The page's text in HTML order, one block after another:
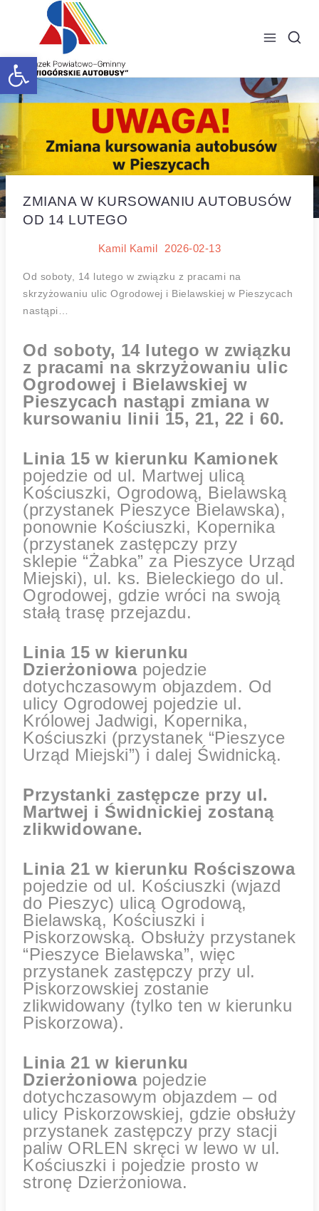
Open toolbar
ZMIANA W KURSOWANIU AUTOBUSÓW
OD 14 LUTEGO
Kamil Kamil 2026-02-13
Od soboty, 14 lutego w związku z pracami na
skrzyżowaniu ulic Ogrodowej i Bielawskiej w Pieszycach
nastąpi…
Od soboty, 14 lutego w związku
z pracami na skrzyżowaniu ulic
Ogrodowej i Bielawskiej w
Pieszycach nastąpi zmiana w
kursowaniu linii 15, 21, 22 i 60.
Linia 15 w kierunku Kamionek
pojedzie od ul. Martwej ulicą
Kościuszki, Ogrodową, Bielawską
(przystanek Pieszyce Bielawska),
ponownie Kościuszki, Kopernika
(przystanek zastępczy przy
sklepie “Żabka” za Pieszyce Urząd
Miejski), ul. ks. Bieleckiego do ul.
Ogrodowej, gdzie wróci na swoją
stałą trasę przejazdu.
Linia 15 w kierunku
Dzierżoniowapojedzie
dotychczasowym objazdem. Od
ulicy Ogrodowej pojedzie ul.
Królowej Jadwigi, Kopernika,
Kościuszki (przystanek “Pieszyce
Urząd Miejski”) i dalej Świdnicką.
Przystanki zastępcze przy ul.
Martwej i Świdnickiej zostaną
zlikwidowane.
Linia 21 w kierunku Rościszowa
pojedzie od ul. Kościuszki (wjazd
do Pieszyc) ulicą Ogrodową,
Bielawską, Kościuszki i
Piskorzowską. Obsłuży przystanek
“Pieszyce Bielawska”, więc
przystanek zastępczy przy ul.
Piskorzowskiej zostanie
zlikwidowany (tylko ten w kierunku
Piskorzowa).
Linia 21 w kierunku
Dzierżoniowapojedzie
dotychczasowym objazdem – od
ulicy Piskorzowskiej, gdzie obsłuży
przystanek zastępczy przy stacji
paliw ORLEN skręci w lewo w ul.
Kościuszki i pojedzie prosto w
stronę Dzierżoniowa.